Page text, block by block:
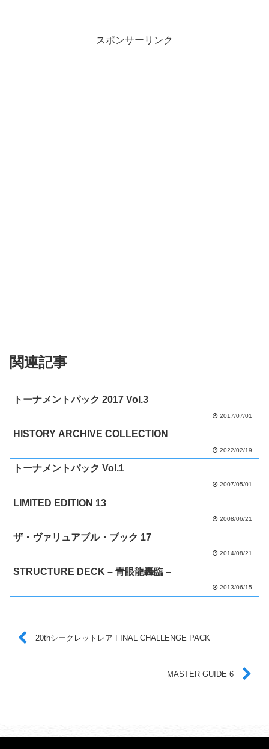
スポンサーリンク
関連記事
トーナメントパック 2017 Vol.3
2017/07/01
HISTORY ARCHIVE COLLECTION
2022/02/19
トーナメントパック Vol.1
2007/05/01
LIMITED EDITION 13
2008/06/21
ザ・ヴァリュアブル・ブック 17
2014/08/21
STRUCTURE DECK – 青眼龍轟臨 –
2013/06/15
20thシークレットレア FINAL CHALLENGE PACK
MASTER GUIDE 6